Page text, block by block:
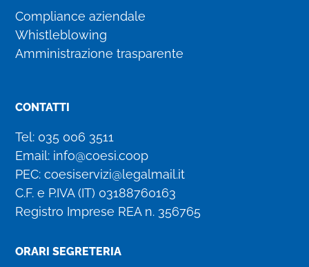
Compliance aziendale
Whistleblowing
Amministrazione trasparente
CONTATTI
Tel: 035 006 3511
Email: info@coesi.coop
PEC:coesiservizi@legalmail.it
C.F. e P.IVA (IT) 03188760163
Registro Imprese REA n. 356765
ORARI SEGRETERIA